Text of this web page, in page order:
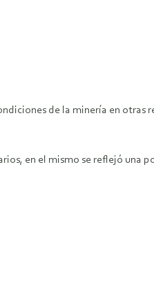
de la minería en
en el mismo se reflejó una